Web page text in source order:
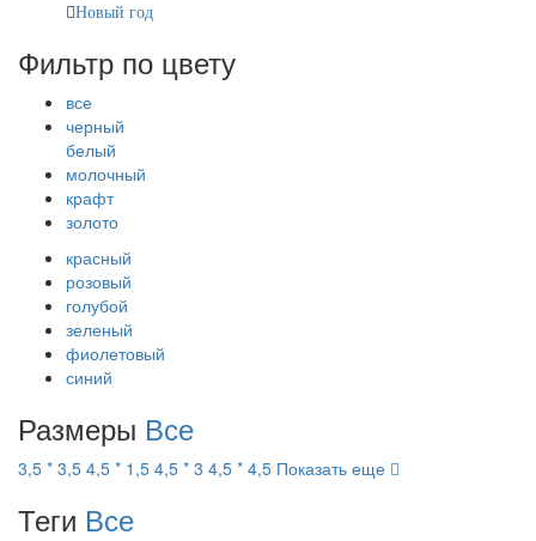
Новый год
Фильтр по цвету
все
черный
белый
молочный
крафт
золото
красный
розовый
голубой
зеленый
фиолетовый
синий
Размеры Все
3,5 * 3,5 4,5 * 1,5 4,5 * 3 4,5 * 4,5 Показать еще
Теги Все